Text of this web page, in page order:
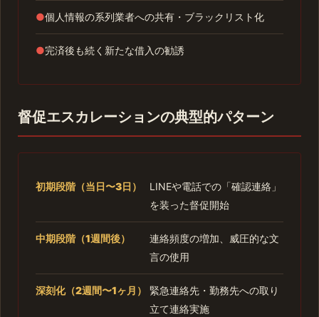
●個人情報の系列業者への共有・ブラックリスト化
●完済後も続く新たな借入の勧誘
督促エスカレーションの典型的パターン
初期段階（当日〜3日）
LINEや電話での「確認連絡」
を装った督促開始
中期段階（1週間後）
連絡頻度の増加、威圧的な文
言の使用
深刻化（2週間〜1ヶ月）
緊急連絡先・勤務先への取り
立て連絡実施